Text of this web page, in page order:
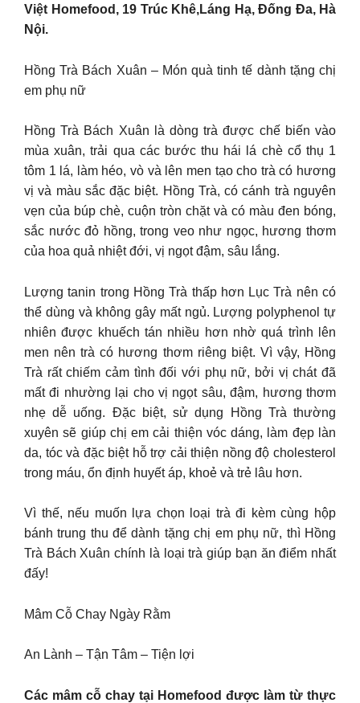
Việt Homefood, 19 Trúc Khê,Láng Hạ, Đống Đa, Hà
Nội.
Hồng Trà Bách Xuân – Món quà tinh tế dành tặng chị
em phụ nữ
Hồng Trà Bách Xuân là dòng trà được chế biến vào
mùa xuân, trải qua các bước thu hái lá chè cổ thụ 1
tôm 1 lá, làm héo, vò và lên men tạo cho trà có hương
vị và màu sắc đặc biệt. Hồng Trà, có cánh trà nguyên
vẹn của búp chè, cuộn tròn chặt và có màu đen bóng,
sắc nước đỏ hồng, trong veo như ngọc, hương thơm
của hoa quả nhiệt đới, vị ngọt đậm, sâu lắng.
Lượng tanin trong Hồng Trà thấp hơn Lục Trà nên có
thể dùng và không gây mất ngủ. Lượng polyphenol tự
nhiên được khuếch tán nhiều hơn nhờ quá trình lên
men nên trà có hương thơm riêng biệt. Vì vậy, Hồng
Trà rất chiếm cảm tình đối với phụ nữ, bởi vị chát đã
mất đi nhường lại cho vị ngọt sâu, đậm, hương thơm
nhẹ dễ uống. Đặc biệt, sử dụng Hồng Trà thường
xuyên sẽ giúp chị em cải thiện vóc dáng, làm đẹp làn
da, tóc và đặc biệt hỗ trợ cải thiện nồng độ cholesterol
trong máu, ổn định huyết áp, khoẻ và trẻ lâu hơn.
Vì thế, nếu muốn lựa chọn loại trà đi kèm cùng hộp
bánh trung thu để dành tặng chị em phụ nữ, thì Hồng
Trà Bách Xuân chính là loại trà giúp bạn ăn điểm nhất
đấy!
Mâm Cỗ Chay Ngày Rằm
An Lành – Tận Tâm – Tiện lợi
Các mâm cỗ chay tại Homefood được làm từ thực